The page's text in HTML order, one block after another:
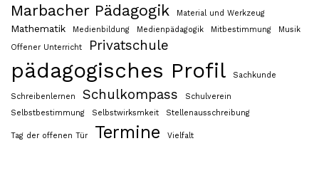
Marbacher Pädagogik Material und Werkzeug
Mathematik Medienbildung Medienpädagogik Mitbestimmung
Musik
Offener Unterricht
Privatschule
pädagogisches Profil Sachkunde
Schreibenlernen Schulkompass
Schulverein
Selbstbestimmung
Selbstwirksmkeit Stellenausschreibung
Tag der offenen Tür Termine Vielfalt